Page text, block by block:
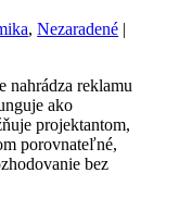
,Nezaradené |
nahrádza reklamu
ako
projektantom,
porovnateľné,
bez